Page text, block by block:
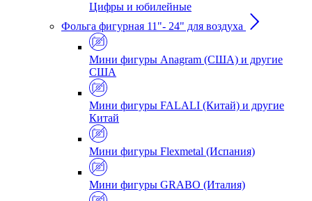
Цифры и юбилейные
Фольга фигурная 11"- 24" для воздуха
Мини фигуры Anagram (США) и другие
США
Мини фигуры FALALI (Китай) и другие
Китай
Мини фигуры Flexmetal (Испания)
Мини фигуры GRABO (Италия)